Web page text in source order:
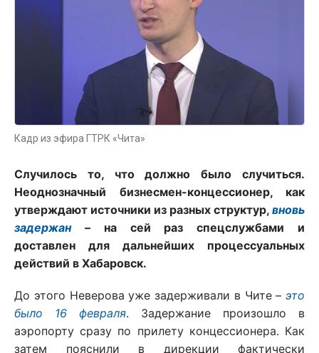
Кадр из эфира ГТРК «Чита»
Случилось то, что должно было случиться.
Неоднозначный бизнесмен-концессионер, как
утверждают источники из разных структур, вновь
задержан– на сей раз спецслужбами и
доставлен для дальнейших процессуальных
действий в Хабаровск.
До этого Неверова уже задерживали в Чите – это
было 16 февраля. Задержание произошло в
аэропорту сразу по прилету концессионера. Как
затем пояснили в дирекции фактически